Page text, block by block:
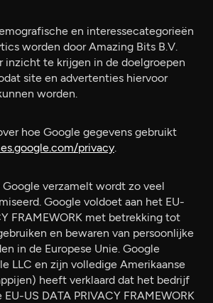
en interessecategorieën
worden door Amazing Bits B.V.
inzicht te krijgen in de doelgroepen
site en advertenties hiervoor
worden.
hoe Google gegevens gebruikt
privacy.
verzamelt wordt zo veel
Google voldoet aan het EU-
FRAMEWORK met betrekking tot
en bewaren van persoonlijke
in de Europese Unie. Google
LLC en zijn volledige Amerikaanse
heeft verklaard dat het bedrijf
US DATA PRIVACY FRAMEWORK